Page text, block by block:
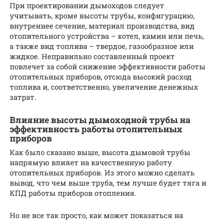
При проектировании дымоходов следует
учитывать, кроме высоты трубы, конфигурацию,
внутреннее сечение, материал производства, вид
отопительного устройства – котел, камин или печь,
а также вид топлива – твердое, газообразное или
жидкое. Неправильно составленный проект
повлечет за собой снижение эффективности работы
отопительных приборов, отсюда высокий расход
топлива и, соответственно, увеличение денежных
затрат.
Влияние высоты дымоходной трубы на
эффективность работы отопительных
приборов
Как было сказано выше, высота дымовой трубы
напрямую влияет на качественную работу
отопительных приборов. Из этого можно сделать
вывод, что чем выше труба, тем лучше будет тяга и
КПД работы приборов отопления.
Но не все так просто, как может показаться на